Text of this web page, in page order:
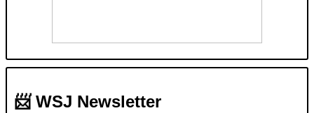
📨 WSJ Newsletter